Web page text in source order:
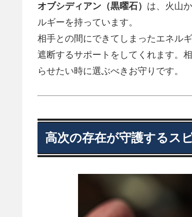
オブシディアン（黒曜石） は、火山
ルギーを持っています。
相手との間にできてしまったエネル
遮断するサポートをしてくれます。
らせたい時に選ぶべきお守りです。
高次の存在が守護するス